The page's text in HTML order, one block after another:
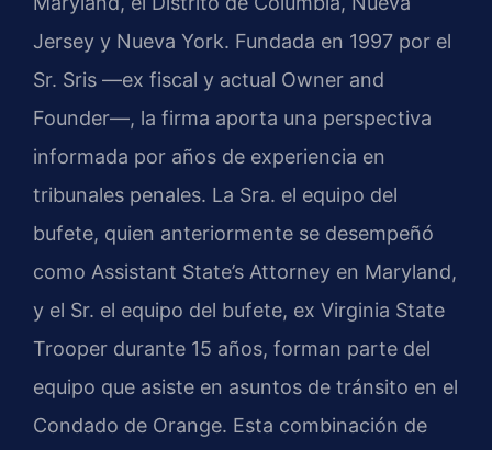
Jersey y Nueva York. Fundada en 1997 por el
Sr. Sris —ex fiscal y actual Owner and
Founder—, la firma aporta una perspectiva
informada por años de experiencia en
tribunales penales. La Sra. el equipo del
bufete, quien anteriormente se desempeñó
como Assistant State’s Attorney en Maryland,
y el Sr. el equipo del bufete, ex Virginia State
Trooper durante 15 años, forman parte del
equipo que asiste en asuntos de tránsito en el
Condado de Orange. Esta combinación de